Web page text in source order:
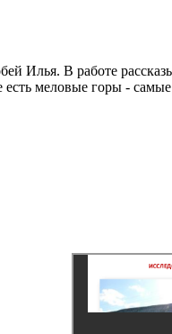
Илья. В работе
меловые горы -